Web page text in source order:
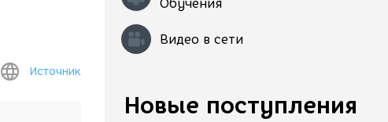
Обучения
Видео в сети
Новые поступления
Источник